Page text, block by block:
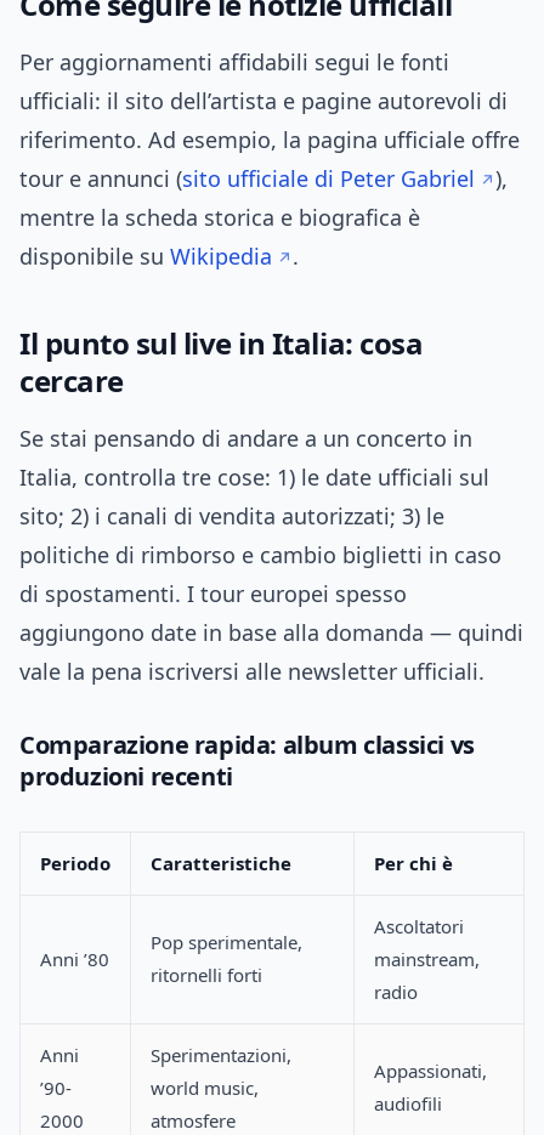
Per aggiornamenti affidabili segui le fonti
ufficiali: il sito dell’artista e pagine autorevoli di
riferimento. Ad esempio, la pagina ufficiale offre
tour e annunci (sito ufficiale di Peter Gabriel
),
mentre la scheda storica e biografica è
disponibile su Wikipedia .
Il punto sul live in Italia: cosa
cercare
Se stai pensando di andare a un concerto in
Italia, controlla tre cose: 1) le date ufficiali sul
sito; 2) i canali di vendita autorizzati; 3) le
politiche di rimborso e cambio biglietti in caso
di spostamenti. I tour europei spesso
aggiungono date in base alla domanda — quindi
vale la pena iscriversi alle newsletter ufficiali.
Comparazione rapida: album classici vs
produzioni recenti
Periodo Caratteristiche Per chi è
Anni ’80
Pop sperimentale,
ritornelli forti
Ascoltatori
mainstream,
radio
Anni
’90-
2000
Sperimentazioni,
world music,
atmosfere
Appassionati,
audiofili